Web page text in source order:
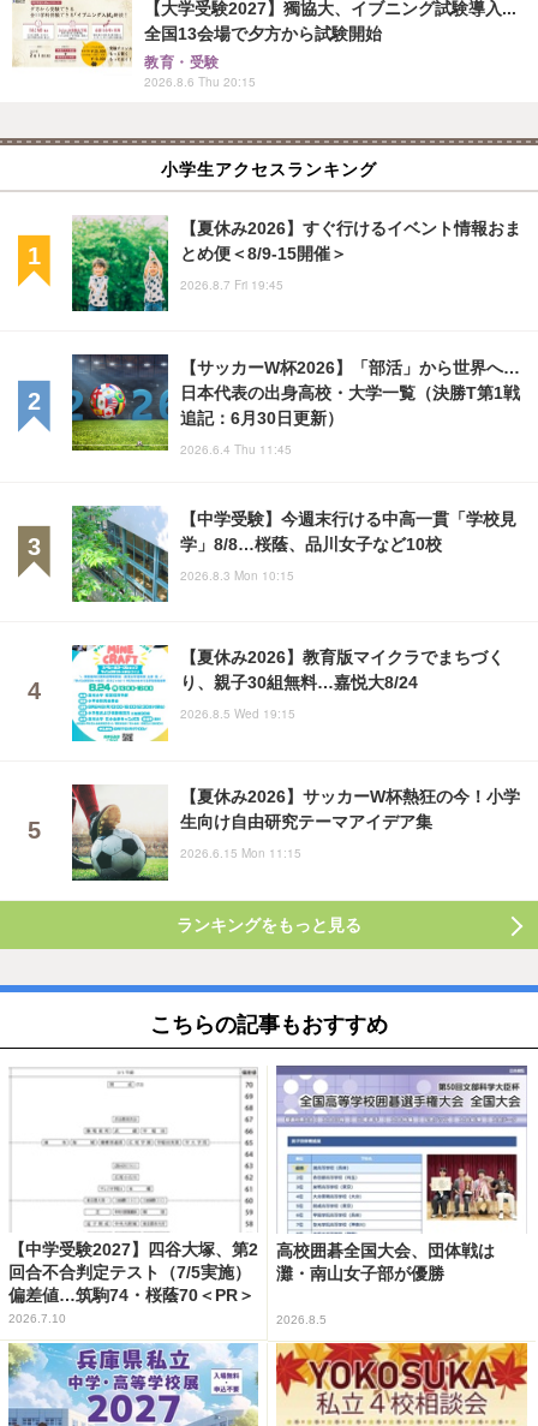
【大学受験2027】獨協大、イブニング試験導入...
全国13会場で夕方から試験開始
教育・受験
2026.8.6 Thu 20:15
小学生アクセスランキング
【夏休み2026】すぐ行けるイベント情報おま
とめ便＜8/9-15開催＞
2026.8.7 Fri 19:45
【サッカーW杯2026】「部活」から世界へ…
日本代表の出身高校・大学一覧（決勝T第1戦
追記：6月30日更新）
2026.6.4 Thu 11:45
【中学受験】今週末行ける中高一貫「学校見
学」8/8…桜蔭、品川女子など10校
2026.8.3 Mon 10:15
【夏休み2026】教育版マイクラでまちづく
り、親子30組無料…嘉悦大8/24
2026.8.5 Wed 19:15
【夏休み2026】サッカーW杯熱狂の今！小学
生向け自由研究テーマアイデア集
2026.6.15 Mon 11:15
ランキングをもっと見る
こちらの記事もおすすめ
【中学受験2027】四谷大塚、第2
回合不合判定テスト（7/5実施）
偏差値…筑駒74・桜蔭70＜PR＞
2026.7.10
高校囲碁全国大会、団体戦は
灘・南山女子部が優勝
2026.8.5